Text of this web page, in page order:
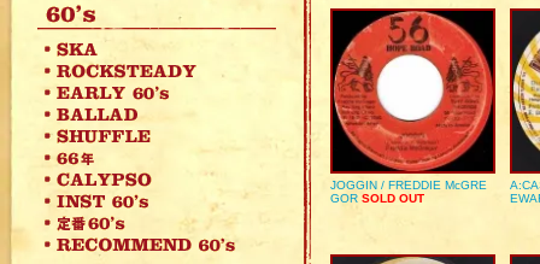
JOGGIN / FREDDIE McGRE
GOR SOLD OUT